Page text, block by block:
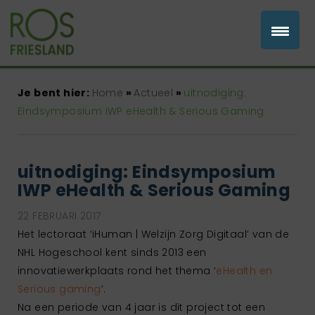
Je bent hier: Home » Actueel » uitnodiging:
Eindsymposium IWP eHealth & Serious Gaming
uitnodiging: Eindsymposium
IWP eHealth & Serious Gaming
22 FEBRUARI 2017
Het lectoraat ‘iHuman | Welzijn Zorg Digitaal’ van de
NHL Hogeschool kent sinds 2013 een
innovatiewerkplaats rond het thema ‘eHealth en
Serious gaming’.
Na een periode van 4 jaar is dit project tot een